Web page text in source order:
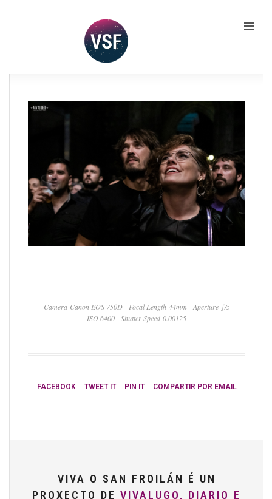
Camera Canon EOS 750D Focal Length 44mm
Aperture ƒ/5
ISO 6400
Shutter Speed 0.00125
FACEBOOK TWEET IT PIN IT COMPARTIR POR EMAIL
VIVA O SAN FROILÁN É UN
PROXECTO DE VIVALUGO, DIARIO E